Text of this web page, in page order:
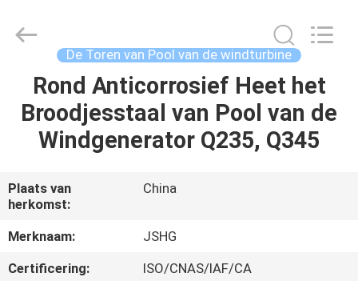
HUIS
PRODUCTEN
VIDEOS
VR-
SHOW
co.,ltd.
Reserved.
De Toren van Pool van de windturbine
Rond Anticorrosief Heet het
Broodjesstaal van Pool van de
Windgenerator Q235, Q345
Plaats van
herkomst:
China
Merknaam:
JSHG
Certificering:
ISO/CNAS/IAF/CA